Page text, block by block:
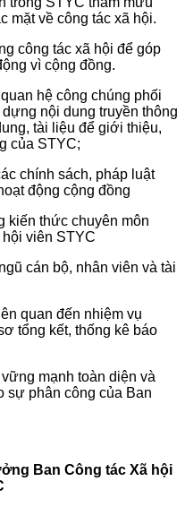
mặt về công tác xã hội.
công tác xã hội để góp
vì cộng đồng.
hệ công chúng phối
nội dung truyền thông
tài liệu để giới thiệu,
của STYC;
chính sách, pháp luật
động cộng đồng
kiến thức chuyên môn
viên STYC
cán bộ, nhân viên và tài
quan đến nhiệm vụ
tổng kết, thống kê báo
mạnh toàn diện và
sự phân công của Ban
Ban Công tác Xã hội